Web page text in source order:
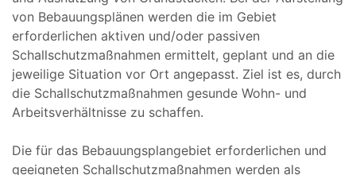
von Bebauungsplänen werden die im Gebiet
erforderlichen aktiven und/oder passiven
Schallschutzmaßnahmen ermittelt, geplant und an die
jeweilige Situation vor Ort angepasst. Ziel ist es, durch
die Schallschutzmaßnahmen gesunde Wohn- und
Arbeitsverhältnisse zu schaffen.
Die für das Bebauungsplangebiet erforderlichen und
geeigneten Schallschutzmaßnahmen werden als